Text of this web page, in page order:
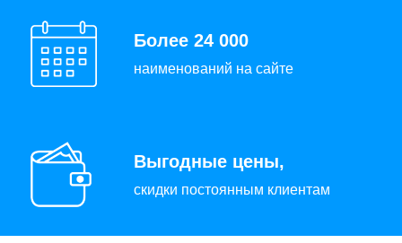
Более 24 000
наименований на сайте
Выгодные цены,
скидки постоянным клиентам